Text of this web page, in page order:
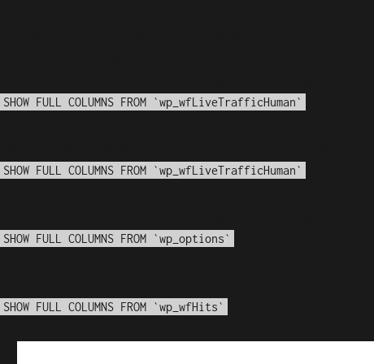
SHOW FULL COLUMNS FROM `wp_wfLiveTrafficHuman`
SHOW FULL COLUMNS FROM `wp_wfLiveTrafficHuman`
SHOW FULL COLUMNS FROM `wp_options`
SHOW FULL COLUMNS FROM `wp_wfHits`